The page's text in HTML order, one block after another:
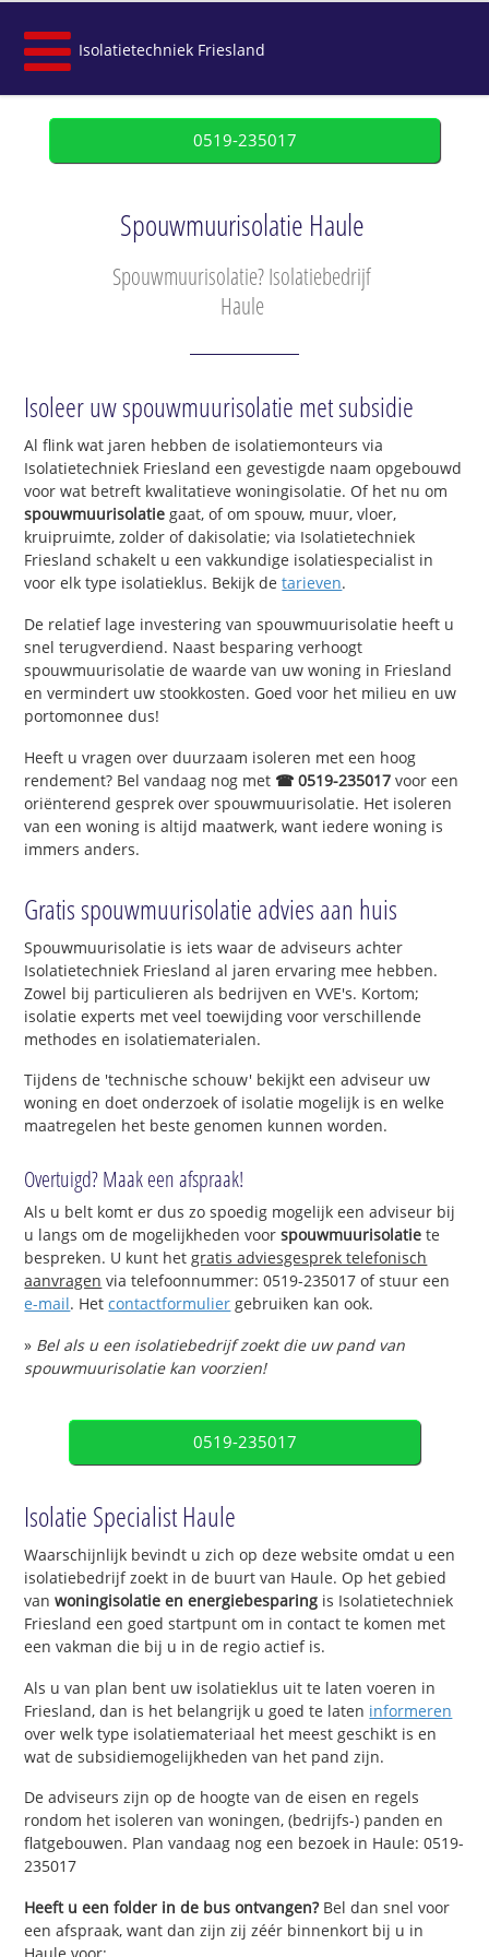
Isolatietechniek Friesland
0519-235017
Spouwmuurisolatie Haule
Spouwmuurisolatie? Isolatiebedrijf
Haule
Isoleer uw spouwmuurisolatie met subsidie
Al flink wat jaren hebben de isolatiemonteurs via
Isolatietechniek Friesland een gevestigde naam opgebouwd
voor wat betreft kwalitatieve woningisolatie. Of het nu om
spouwmuurisolatie gaat, of om spouw, muur, vloer,
kruipruimte, zolder of dakisolatie; via Isolatietechniek
Friesland schakelt u een vakkundige isolatiespecialist in
voor elk type isolatieklus. Bekijk detarieven.
De relatief lage investering van spouwmuurisolatie heeft u
snel terugverdiend. Naast besparing verhoogt
spouwmuurisolatie de waarde van uw woning in Friesland
en vermindert uw stookkosten. Goed voor het milieu en uw
portomonnee dus!
Heeft u vragen over duurzaam isoleren met een hoog
rendement? Bel vandaag nog met ☎ 0519-235017 voor een
oriënterend gesprek over spouwmuurisolatie. Het isoleren
van een woning is altijd maatwerk, want iedere woning is
immers anders.
Gratis spouwmuurisolatie advies aan huis
Spouwmuurisolatie is iets waar de adviseurs achter
Isolatietechniek Friesland al jaren ervaring mee hebben.
Zowel bij particulieren als bedrijven en VVE's. Kortom;
isolatie experts met veel toewijding voor verschillende
methodes en isolatiematerialen.
Tijdens de 'technische schouw' bekijkt een adviseur uw
woning en doet onderzoek of isolatie mogelijk is en welke
maatregelen het beste genomen kunnen worden.
Overtuigd? Maak een afspraak!
Als u belt komt er dus zo spoedig mogelijk een adviseur bij
u langs om de mogelijkheden voorspouwmuurisolatie te
bespreken. U kunt hetgratis adviesgesprek telefonisch
aanvragen via telefoonnummer: 0519-235017 of stuur een
e-mail. Hetcontactformulier gebruiken kan ook.
» Bel als u een isolatiebedrijf zoekt die uw pand van
spouwmuurisolatie kan voorzien!
0519-235017
Isolatie Specialist Haule
Waarschijnlijk bevindt u zich op deze website omdat u een
isolatiebedrijf zoekt in de buurt van Haule. Op het gebied
vanwoningisolatie en energiebesparing is Isolatietechniek
Friesland een goed startpunt om in contact te komen met
een vakman die bij u in de regio actief is.
Als u van plan bent uw isolatieklus uit te laten voeren in
Friesland, dan is het belangrijk u goed te laten informeren
over welk type isolatiemateriaal het meest geschikt is en
wat de subsidiemogelijkheden van het pand zijn.
De adviseurs zijn op de hoogte van de eisen en regels
rondom het isoleren van woningen, (bedrijfs-) panden en
flatgebouwen. Plan vandaag nog een bezoek in Haule: 0519-
235017
Heeft u een folder in de bus ontvangen?Bel dan snel voor
een afspraak, want dan zijn zij zéér binnenkort bij u in